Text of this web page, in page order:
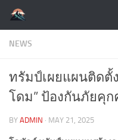
Skip to content
NEWS
ทรัมป์เผยแผนติดตั้
โดม” ป้องกันภัยคุ
BY ADMIN · MAY 21, 2025